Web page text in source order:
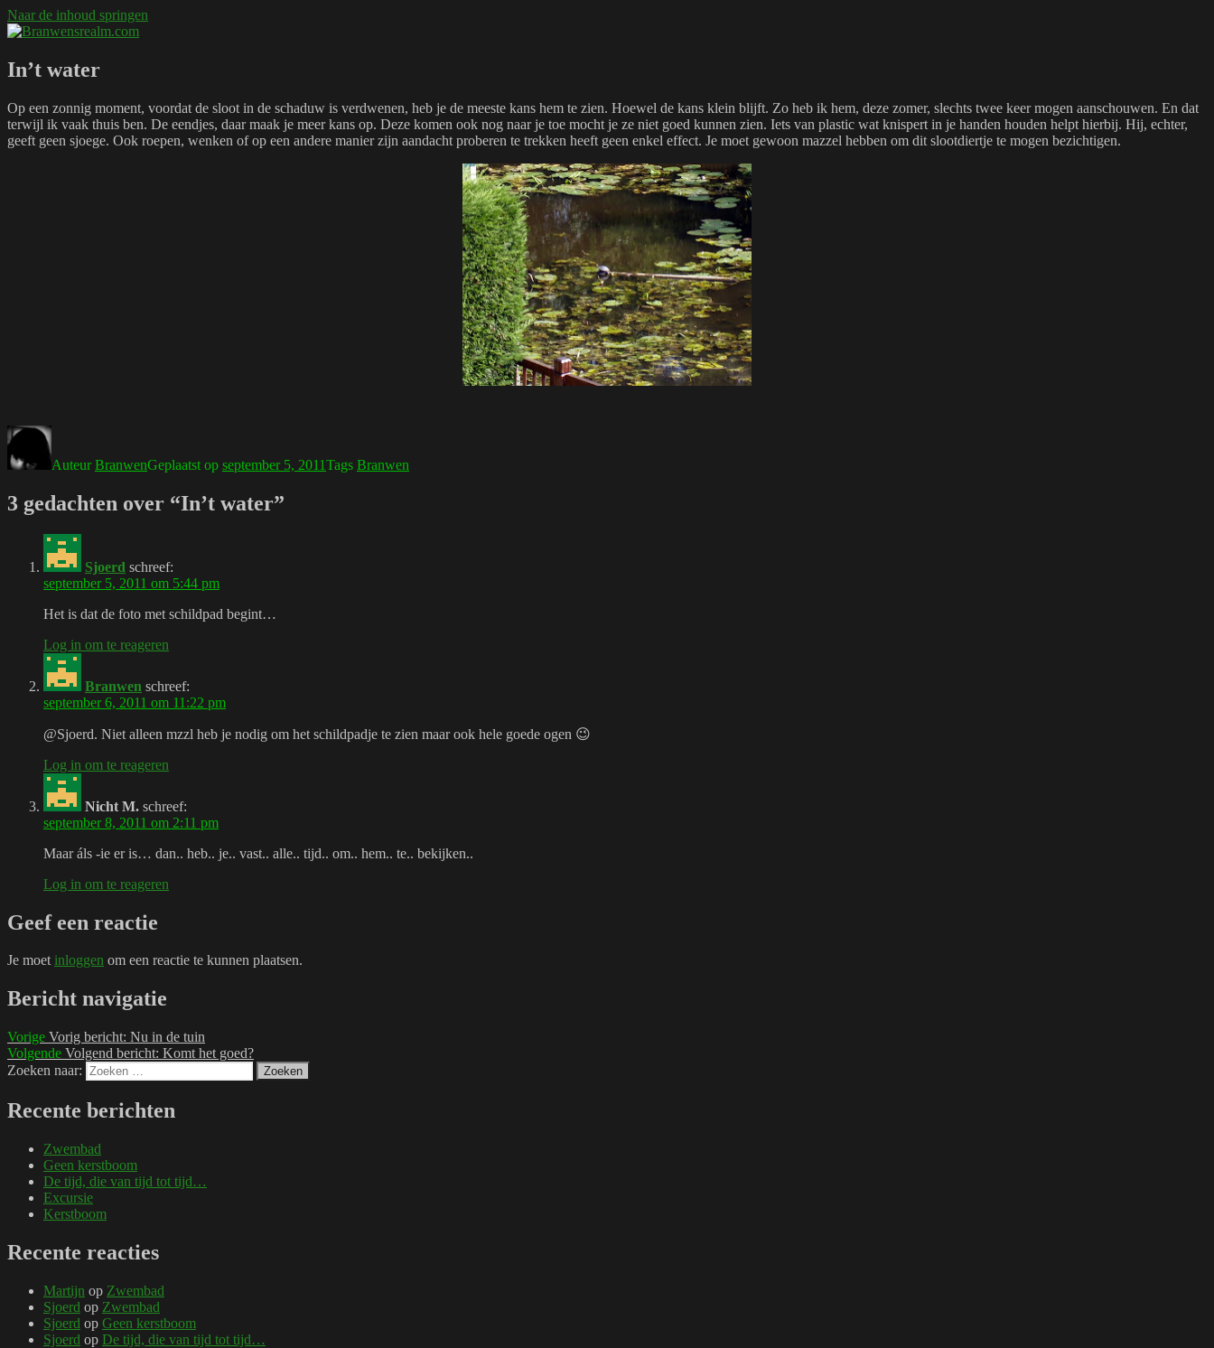
Naar de inhoud springen
In’t water
Op een zonnig moment, voordat de sloot in de schaduw is verdwenen, heb je de meeste kans hem te zien. Hoewel de kans klein blijft. Zo heb ik hem, deze zomer, slechts twee keer mogen aanschouwen. En dat
terwijl ik vaak thuis ben. De eendjes, daar maak je meer kans op. Deze komen ook nog naar je toe mocht je ze niet goed kunnen zien. Iets van plastic wat knispert in je handen houden helpt hierbij. Hij, echter,
geeft geen sjoege. Ook roepen, wenken of op een andere manier zijn aandacht proberen te trekken heeft geen enkel effect. Je moet gewoon mazzel hebben om dit slootdiertje te mogen bezichtigen.
AuteurBranwenGeplaatst op september 5, 2011Tags Branwen
3 gedachten over “In’t water”
Sjoerd schreef:
september 5, 2011 om 5:44 pm
Het is dat de foto met schildpad begint…
Log in om te reageren
Branwen schreef:
september 6, 2011 om 11:22 pm
@Sjoerd. Niet alleen mzzl heb je nodig om het schildpadje te zien maar ook hele goede ogen 😉
Log in om te reageren
Nicht M. schreef:
september 8, 2011 om 2:11 pm
Maar áls -ie er is… dan.. heb.. je.. vast.. alle.. tijd.. om.. hem.. te.. bekijken..
Log in om te reageren
Geef een reactie
Je moetinloggen om een reactie te kunnen plaatsen.
Bericht navigatie
Vorige Vorig bericht: Nu in de tuin
Volgende Volgend bericht: Komt het goed?
Zoeken naar:
Zoeken
Recente berichten
Zwembad
Geen kerstboom
De tijd, die van tijd tot tijd…
Excursie
Kerstboom
Recente reacties
Martijn op Zwembad
Sjoerd op Zwembad
Sjoerd op Geen kerstboom
Sjoerd op De tijd, die van tijd tot tijd…